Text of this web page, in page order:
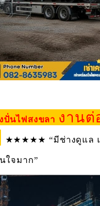
ปั่นไฟสงขลา งานต่
★★★★★ “มีช่างดูแล
ใจมาก”